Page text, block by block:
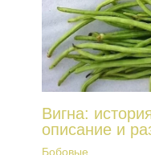
Вигна:
описание и
Бобовые